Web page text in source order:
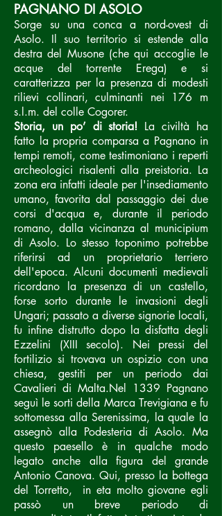
PAGNANO DI ASOLO
Sorge su una conca a nord-ovest di
Asolo. Il suo territorio si estende alla
destra del Musone (che qui accoglie le
acque del torrente Erega) e si
caratterizza per la presenza di modesti
rilievi collinari, culminanti nei 176 m
s.l.m. del colle Cogorer.
Storia, un po’ di storia! La civiltà ha
fatto la propria comparsa a Pagnano in
tempi remoti, come testimoniano i reperti
archeologici risalenti alla preistoria. La
zona era infatti ideale per l'insediamento
umano, favorita dal passaggio dei due
corsi d'acqua e, durante il periodo
romano, dalla vicinanza al municipium
di Asolo. Lo stesso toponimo potrebbe
riferirsi ad un proprietario terriero
dell'epoca. Alcuni documenti medievali
ricordano la presenza di un castello,
forse sorto durante le invasioni degli
Ungari; passato a diverse signorie locali,
fu infine distrutto dopo la disfatta degli
Ezzelini (XIII secolo). Nei pressi del
fortilizio si trovava un ospizio con una
chiesa, gestiti per un periodo dai
Cavalieri di Malta.Nel 1339 Pagnano
seguì le sorti della Marca Trevigiana e fu
sottomessa alla Serenissima, la quale la
assegnò alla Podesteria di Asolo. Ma
questo paesello è in qualche modo
legato anche alla figura del grande
Antonio Canova. Qui, presso la bottega
del Torretto, in eta molto giovane egli
passò un breve periodo di